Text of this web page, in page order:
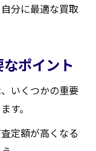
分に最適な買取
ポイント
いくつかの重要
す。
定額が高くなる